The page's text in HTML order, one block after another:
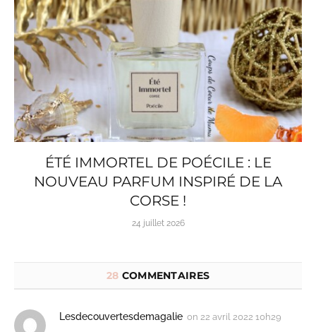
ÉTÉ IMMORTEL DE POÉCILE : LE
NOUVEAU PARFUM INSPIRÉ DE LA
CORSE !
24 juillet 2026
28 COMMENTAIRES
Lesdecouvertesdemagalie on 22 avril 2022 10h29